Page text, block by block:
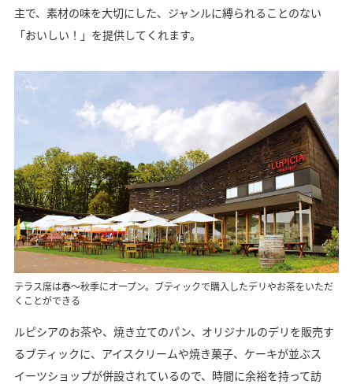
主で、素材の味を大切にした、ジャンルに縛られることのない
「おいしい！」を提供してくれます。
テラス席は春～秋季にオープン。ブティックで購入したデリやお茶をいただ
くことができる
ルピシアのお茶や、焼き立てのパン、オリジナルのデリを販売す
るブティックに、アイスクリームや焼き菓子、ケーキが並ぶス
イーツショップが併設されているので、時間に余裕を持って訪